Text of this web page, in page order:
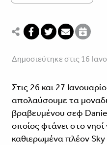
Δημοσιεύτηκε στις 16
Στις 26 και 27
απολαύσουμε τα
βραβευμένου σεφ
οποίος φτάνει στο
καθιερωμένα πλέον